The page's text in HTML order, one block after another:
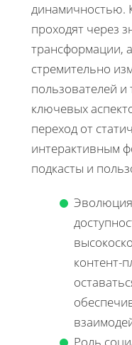
динамичностью.
проходят через
трансформации,
стремительно
пользователей
ключевых
переход от
интерактивным
подкасты и
контент-